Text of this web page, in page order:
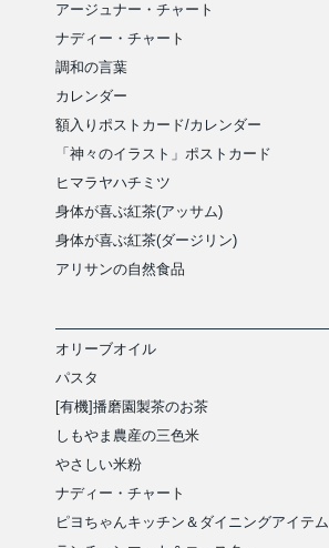
アージュナー・チャート
ナディー・チャート
調和の言葉
カレンダー
額入りポストカード/カレンダー
「神々のイラスト」ポストカード
ヒマラヤハチミツ
身体が喜ぶ紅茶(アッサム)
身体が喜ぶ紅茶(ダージリン)
アリサンの自然食品
オリーブオイル
パスタ
[有機]播磨園製茶のお茶
しもやま農産の三色米
やさしい米粉
ナディー・チャート
ピヨちゃんキッチン＆ダイニングアイテム